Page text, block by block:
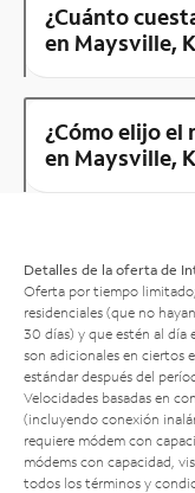
¿Cuánto
en Maysville,
¿Cómo elijo
en Maysville,
Detalles de la oferta de
Oferta por tiempo
residenciales (que no
30 días) y que estén al día
son adicionales en ciertos
estándar después del
Velocidades basadas en
(incluyendo conexión
requiere módem con
módems con capacidad,
todos los términos y